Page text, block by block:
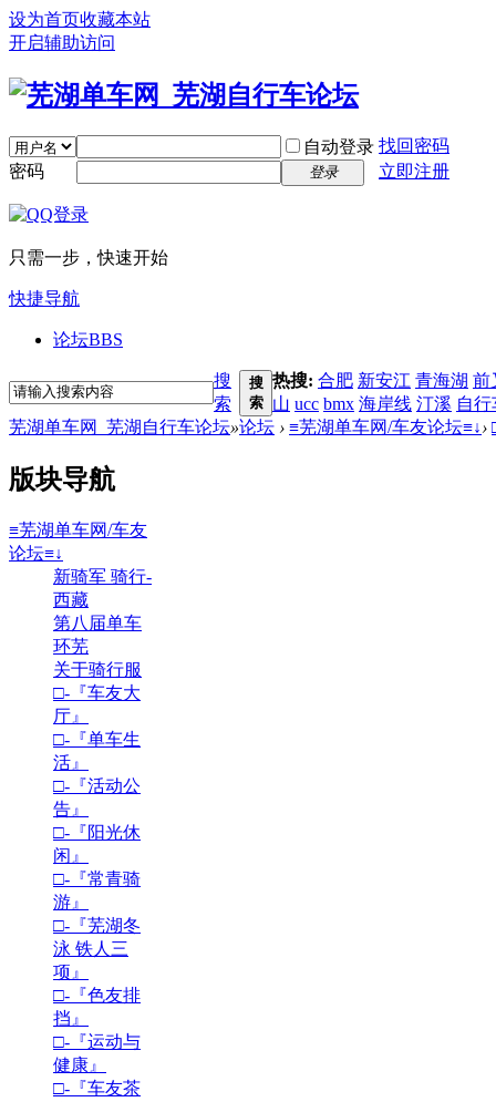
设为首页收藏本站
开启辅助访问
自动登录 找回密码
密码
登录 立即注册
只需一步，快速开始
快捷导航
论坛BBS
搜
索
搜
索
热搜: 合肥 新安江 青海湖 前
山 ucc bmx 海岸线 汀溪 自
芜湖单车网_芜湖自行车论坛»论坛 › ≡芜湖单车网/车友论坛≡↓›
版块导航
≡芜湖单车网/车友
论坛≡↓
新骑军 骑行-
西藏
第八届单车
环芜
关于骑行服
□-『车友大
厅』
□-『单车生
活』
□-『活动公
告』
□-『阳光休
闲』
□-『常青骑
游』
□-『芜湖冬
泳 铁人三
项』
□-『色友排
挡』
□-『运动与
健康』
□-『车友茶